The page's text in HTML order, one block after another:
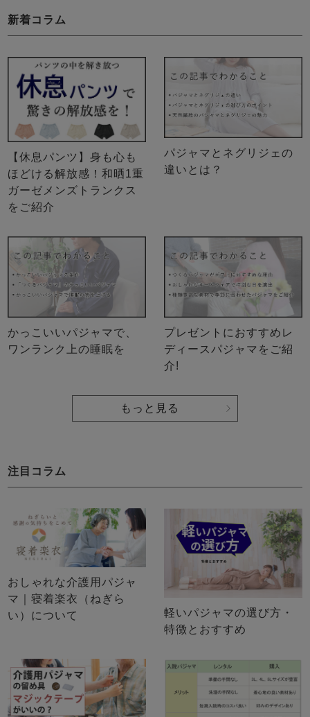
新着コラム
【休息パンツ】身も心も
ほどける解放感！和晒1重
ガーゼメンズトランクス
をご紹介
パジャマとネグリジェの
違いとは？
かっこいいパジャマで、
ワンランク上の睡眠を
プレゼントにおすすめレ
ディースパジャマをご紹
介!
もっと見る
注目コラム
おしゃれな介護用パジャ
マ｜寝着楽衣（ねぎら
い）について
軽いパジャマの選び方・
特徴とおすすめ